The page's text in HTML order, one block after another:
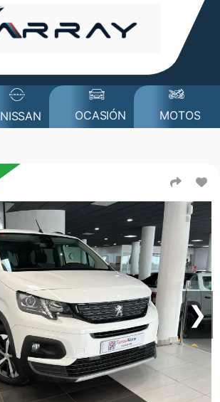
NISSAN OCASIÓN MOTOS
❯